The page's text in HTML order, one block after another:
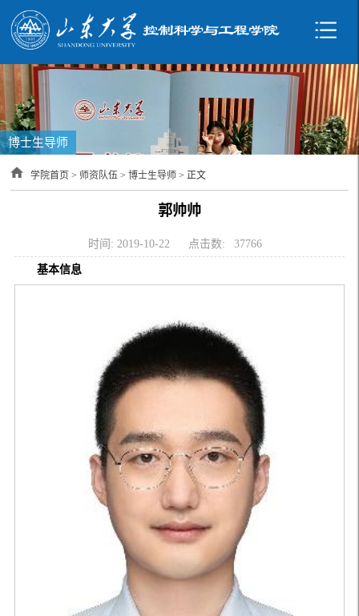
博士生导师
学院首页 > 师资队伍 >博士生导师 > 正文
郭帅帅
时间: 2019-10-22 点击数: 37766
基本信息